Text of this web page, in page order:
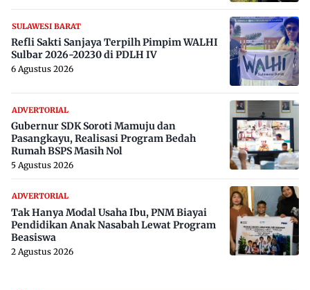
SULAWESI BARAT
Refli Sakti Sanjaya Terpilh Pimpim WALHI
Sulbar 2026-20230 di PDLH IV
6 Agustus 2026
ADVERTORIAL
Gubernur SDK Soroti Mamuju dan
Pasangkayu, Realisasi Program Bedah
Rumah BSPS Masih Nol
5 Agustus 2026
ADVERTORIAL
Tak Hanya Modal Usaha Ibu, PNM Biayai
Pendidikan Anak Nasabah Lewat Program
Beasiswa
2 Agustus 2026